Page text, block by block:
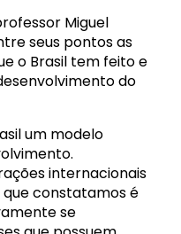
Miguel
seus pontos as
o Brasil tem feito e
do
um modelo
internacionais
que constatamos é
se